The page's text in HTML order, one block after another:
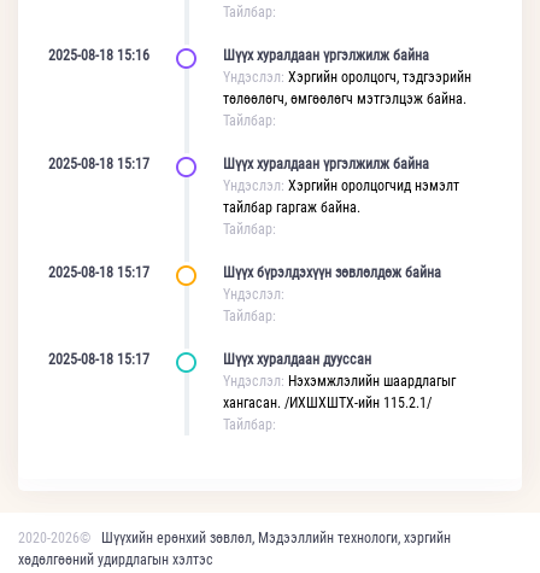
Тайлбар:
2025-08-18 15:16
Шүүх хуралдаан үргэлжилж байна
Үндэслэл: Хэргийн оролцогч, тэдгээрийн
төлөөлөгч, өмгөөлөгч мэтгэлцэж байна.
Тайлбар:
2025-08-18 15:17
Шүүх хуралдаан үргэлжилж байна
Үндэслэл: Хэргийн оролцогчид нэмэлт
тайлбар гаргаж байна.
Тайлбар:
2025-08-18 15:17
Шүүх бүрэлдэхүүн зөвлөлдөж байна
Үндэслэл:
Тайлбар:
2025-08-18 15:17
Шүүх хуралдаан дууссан
Үндэслэл: Нэхэмжлэлийн шаардлагыг
хангасан. /ИХШХШТХ-ийн 115.2.1/
Тайлбар:
2020-2026©
Шүүхийн ерөнхий зөвлөл, Мэдээллийн технологи, хэргийн
хөдөлгөөний удирдлагын хэлтэс